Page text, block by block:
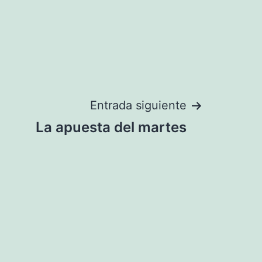
Entrada siguiente
La apuesta del martes